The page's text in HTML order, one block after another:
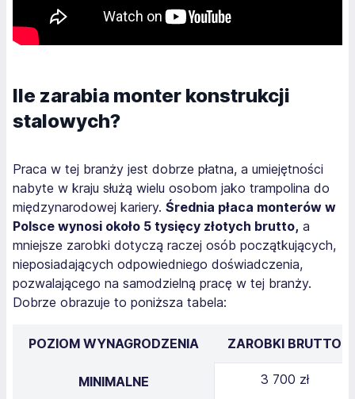
Ile zarabia monter konstrukcji
stalowych?
Praca w tej branży jest dobrze płatna, a umiejętności
nabyte w kraju służą wielu osobom jako trampolina do
międzynarodowej kariery. Średnia płaca monterów w
Polsce wynosi około 5 tysięcy złotych brutto, a
mniejsze zarobki dotyczą raczej osób początkujących,
nieposiadających odpowiedniego doświadczenia,
pozwalającego na samodzielną pracę w tej branży.
Dobrze obrazuje to poniższa tabela:
POZIOM WYNAGRODZENIA ZAROBKI BRUTTO
MINIMALNE 3 700 zł